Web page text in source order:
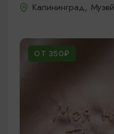
Калининград,
ОТ 350₽